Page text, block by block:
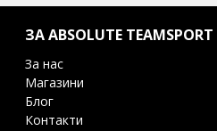
ЗА ABSOLUTE TEAMSPORT
За нас
Магазини
Блог
Контакти